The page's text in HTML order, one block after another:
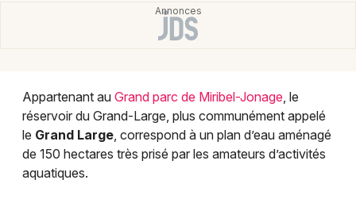
Artistes en tournée
Actus à Lyon
Magazine à Lyon
Appartenant au Grand parc de Miribel-Jonage , le
réservoir du Grand-Large, plus communément appelé
le Grand Large , correspond à un plan d’eau aménagé
de 150 hectares très prisé par les amateurs d’activités
aquatiques.